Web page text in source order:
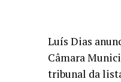
Luís Dias
Câmara
tribunal da